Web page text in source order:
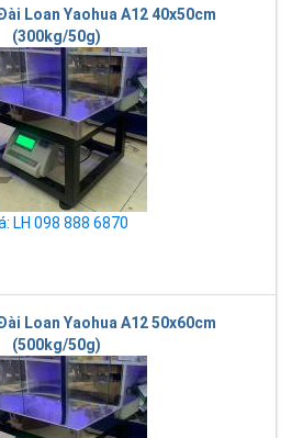
Loan Yaohua A12 40x50cm
(300kg/50g)
LH 098 888 6870
Loan Yaohua A12 50x60cm
(500kg/50g)